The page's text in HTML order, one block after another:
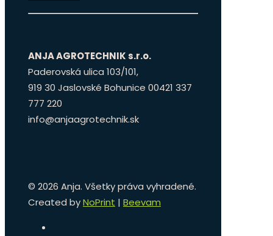
ANJA AGROTECHNIK s.r.o.
Paderovská ulica 103/101,
919 30 Jaslovské Bohunice 00421 337
777 220
info@anjaagrotechnik.sk
© 2026 Anja. Všetky práva vyhradené.
Created byNoPrint | Beevam